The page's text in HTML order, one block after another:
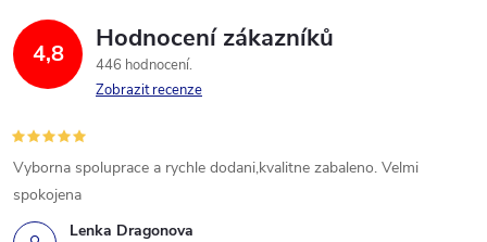
4,8 Hodnocení zákazníků
446 hodnocení
Zobrazit recenze
Lenka Dragonova
Vyborna spoluprace a rychle dodani,kvalitne zabaleno. Velmi
spokojena